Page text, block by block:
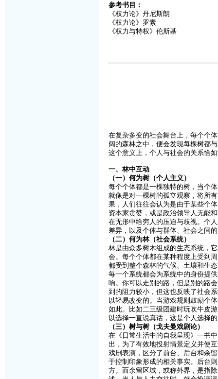
参考书目：
《权力论》丹尼斯朗
《权力论》罗素
《权力与特权》伦斯基
在复杂多变的社会舞台上，每个个
阔的森林之中，便会发现每棵树都
这个意义上，个人与社会的关系恰如
一、林中互动
（一）何为树（个人主义）
每个个体都是一棵独特的树，当个
就像是对一棵树的孤立观察，将所
果，人们往往会认为是由于某些个
资本家贪婪，或是政治领导人无能
在无形中给穷人的压迫与歧视。个
差异，以及个体与群体、社会之间
（二）何为林（社会系统）
林是由众多树木组成的生态系统，
会。每个个体都在某种程度上受到
都受到整个森林的气候、土壤和生
每一个系统都会为系统中的身份提
响。你可以走别的路，但是别的路
到的阻力较小，但这也反映了社会
以轻易改变的。当游戏规则鼓励个
如此。比如二三级团建时玩吹牛皮
以选择一直说真话，这是个人选择
（三）树与树（戈夫曼戏剧论）
在《日常生活中的自我呈现》一书
出，为了有效地投射情景定义并使
戏剧表演，区分了前台、后台和余
于控制印象形成的相关事实。后台
方。而余留区域，或称外界，是指